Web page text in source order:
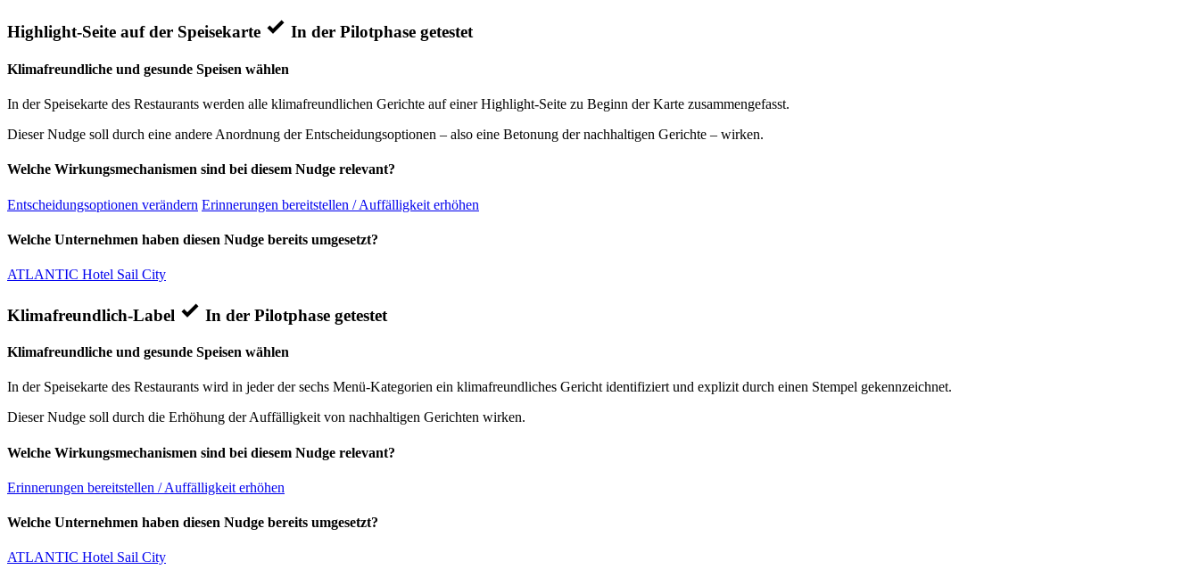
Highlight-Seite auf der Speisekarte In der Pilotphase getestet
Klimafreundliche und gesunde Speisen wählen
In der Speisekarte des Restaurants werden alle klimafreundlichen Gerichte auf einer Highlight-Seite zu Beginn der Karte zusammengefasst.
Dieser Nudge soll durch eine andere Anordnung der Entscheidungsoptionen – also eine Betonung der nachhaltigen Gerichte – wirken.
Welche Wirkungsmechanismen sind bei diesem Nudge relevant?
Entscheidungsoptionen verändern Erinnerungen bereitstellen / Auffälligkeit erhöhen
Welche Unternehmen haben diesen Nudge bereits umgesetzt?
ATLANTIC Hotel Sail City
Klimafreundlich-Label In der Pilotphase getestet
Klimafreundliche und gesunde Speisen wählen
In der Speisekarte des Restaurants wird in jeder der sechs Menü-Kategorien ein klimafreundliches Gericht identifiziert und explizit durch einen Stempel gekennzeichnet.
Dieser Nudge soll durch die Erhöhung der Auffälligkeit von nachhaltigen Gerichten wirken.
Welche Wirkungsmechanismen sind bei diesem Nudge relevant?
Erinnerungen bereitstellen / Auffälligkeit erhöhen
Welche Unternehmen haben diesen Nudge bereits umgesetzt?
ATLANTIC Hotel Sail City